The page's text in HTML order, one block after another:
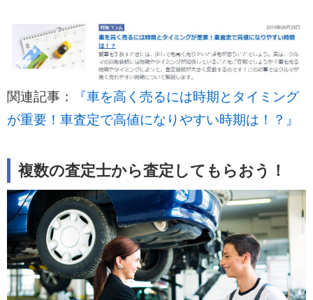
関連記事：
『車を高く売るには時期とタイミング
が重要！車査定で高値になりやすい時期は！？』
複数の査定士から査定してもらおう！